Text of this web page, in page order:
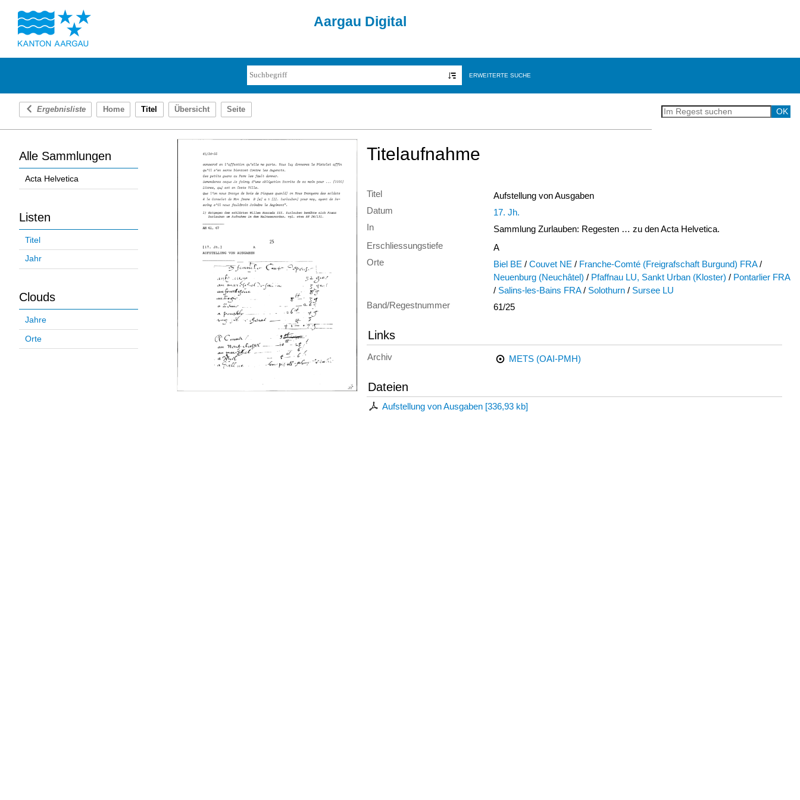
Aargau Digital
ERWEITERTE SUCHE
Ergebnisliste Home Titel Übersicht Seite
Alle Sammlungen
Acta Helvetica
Listen
Titel
Jahr
Clouds
Jahre
Orte
Titelaufnahme
Titel
Aufstellung von Ausgaben
Datum
17. Jh.
In
Sammlung Zurlauben: Regesten … zu den Acta Helvetica.
Erschliessungstiefe
A
Orte
Biel BE / Couvet NE / Franche-Comté (Freigrafschaft Burgund) FRA /
Neuenburg (Neuchâtel) / Pfaffnau LU, Sankt Urban (Kloster) / Pontarlier FRA
/ Salins-les-Bains FRA / Solothurn / Sursee LU
Band/Regestnummer
61/25
Links
Archiv METS (OAI-PMH)
Dateien
Aufstellung von Ausgaben[336,93 kb]